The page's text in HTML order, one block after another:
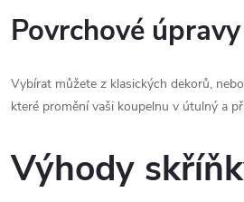
Povrchové úpravy
Vybírat můžete z klasických dekorů,
které promění vaši koupelnu v útulný a
Výhody